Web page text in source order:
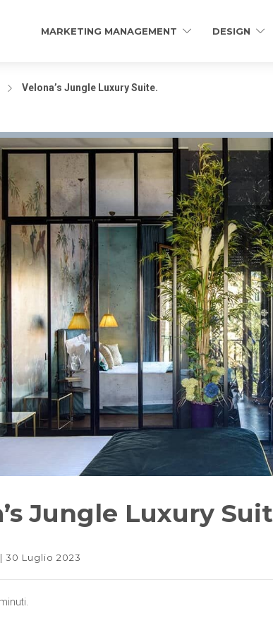
MARKETING MANAGEMENT DESIGN
Velona’s Jungle Luxury Suite.
Jungle Luxury
30 Luglio 2023
minuti.